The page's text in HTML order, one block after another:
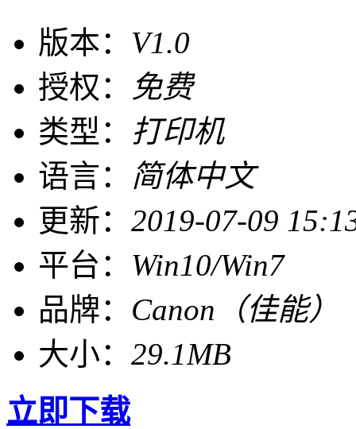
版本： V1.0
授权：
免费
类型： 打印机
语言： 简体中文
更新： 2019-07-09
平台： Win10/Win7
品牌： Canon（佳能）
大小： 29.1MB
立即下载